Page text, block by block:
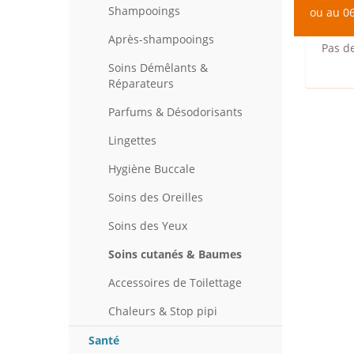
ou au
Shampooings
Après-shampooings
Soins Démêlants &
Réparateurs
Parfums & Désodorisants
Lingettes
Hygiène Buccale
Soins des Oreilles
Soins des Yeux
Soins cutanés & Baumes
Accessoires de Toilettage
Chaleurs & Stop pipi
Santé
Pas